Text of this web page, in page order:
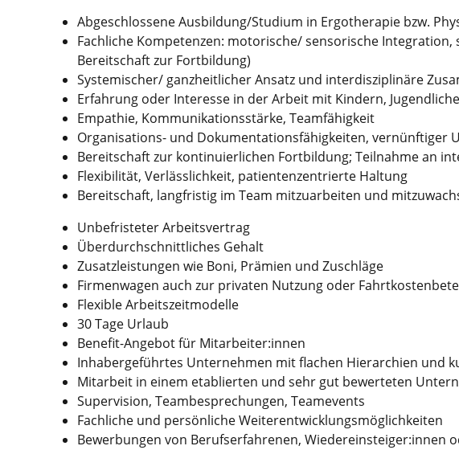
Abgeschlossene Ausbildung/Studium in Ergotherapie bzw.
Fachliche Kompetenzen: motorische/ sensorische Integration,
Bereitschaft zur Fortbildung)
Systemischer/ ganzheitlicher Ansatz und interdisziplinäre
Erfahrung oder Interesse in der Arbeit mit Kindern,
Empathie, Kommunikationsstärke, Teamfähigkeit
Organisations- und Dokumentationsfähigkeiten, vernünftiger
Bereitschaft zur kontinuierlichen Fortbildung; Teilnahme an
Flexibilität, Verlässlichkeit, patientenzentrierte Haltung
Bereitschaft, langfristig im Team mitzuarbeiten und
Unbefristeter Arbeitsvertrag
Überdurchschnittliches Gehalt
Zusatzleistungen wie Boni, Prämien und Zuschläge
Firmenwagen auch zur privaten Nutzung oder
Flexible Arbeitszeitmodelle
30 Tage Urlaub
Benefit-Angebot für Mitarbeiter:innen
Inhabergeführtes Unternehmen mit flachen Hierarchien und
Mitarbeit in einem etablierten und sehr gut bewerteten
Supervision, Teambesprechungen, Teamevents
Fachliche und persönliche Weiterentwicklungsmöglichkeiten
Bewerbungen von Berufserfahrenen, Wiedereinsteiger:innen